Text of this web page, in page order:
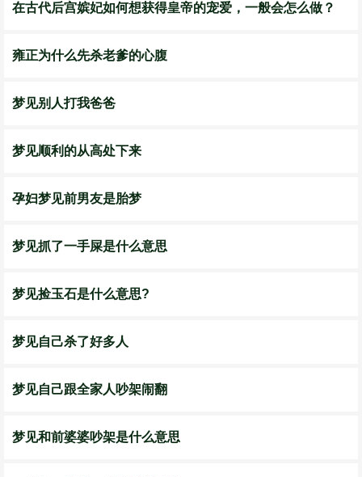
在古代后宫嫔妃如何想获得皇帝的宠爱，一般会怎么做？
雍正为什么先杀老爹的心腹
梦见别人打我爸爸
梦见顺利的从高处下来
孕妇梦见前男友是胎梦
梦见抓了一手屎是什么意思
梦见捡玉石是什么意思?
梦见自己杀了好多人
梦见自己跟全家人吵架闹翻
梦见和前婆婆吵架是什么意思